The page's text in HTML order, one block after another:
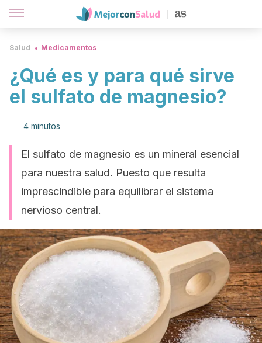
Salud Medicamentos
¿Qué es y para qué sirve
el sulfato de magnesio?
4 minutos
El sulfato de magnesio es un mineral esencial
para nuestra salud. Puesto que resulta
imprescindible para equilibrar el sistema
nervioso central.